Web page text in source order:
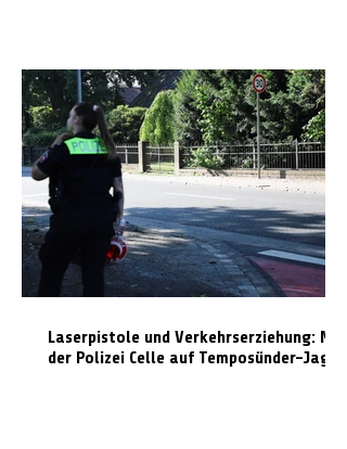
Laserpistole und Verkehrserziehung: Mit
der Polizei Celle auf Temposünder-Jagd